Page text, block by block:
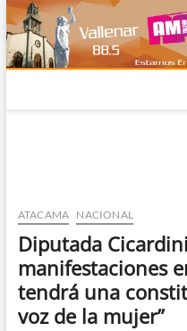
Saltar
al
contenido
ATACAMA NACIONAL
Diputada
manifestaciones
tendrá una
voz de la mujer”